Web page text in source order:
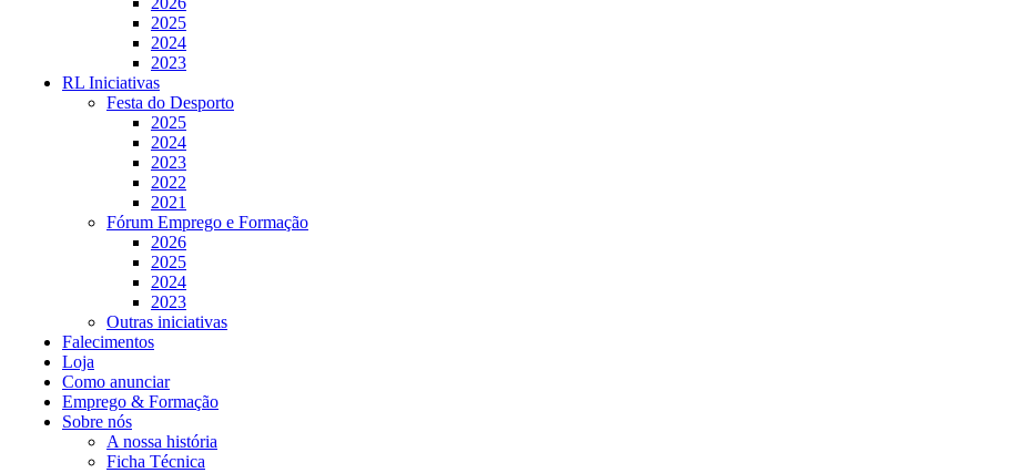
2025
2024
2023
RL Iniciativas
Festa do Desporto
2025
2024
2023
2022
2021
Fórum Emprego e Formação
2026
2025
2024
2023
Outras iniciativas
Falecimentos
Loja
Como anunciar
Emprego & Formação
Sobre nós
A nossa história
Ficha Técnica